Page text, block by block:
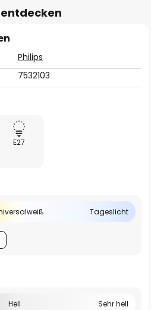
Philips
7532103
E27
Tageslicht
Hell Sehr hell